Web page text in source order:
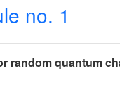
no. 1
random quantum